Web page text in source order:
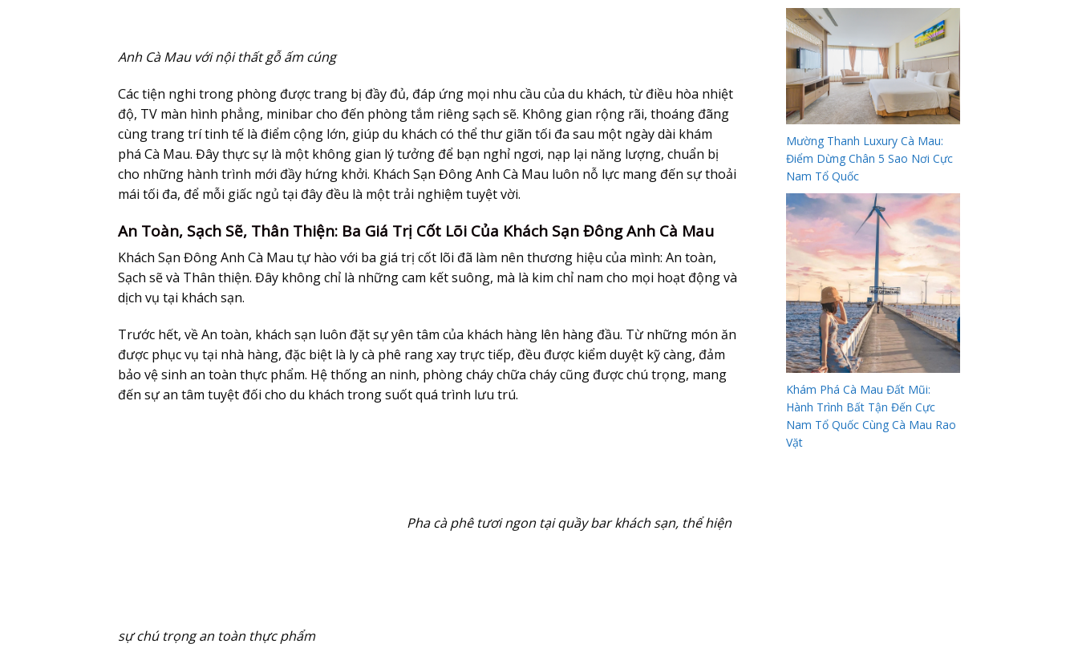
Anh Cà Mau với nội thất gỗ ấm cúng
Các tiện nghi trong phòng được trang bị đầy đủ, đáp ứng mọi nhu cầu của du khách, từ điều hòa nhiệt
độ, TV màn hình phẳng, minibar cho đến phòng tắm riêng sạch sẽ. Không gian rộng rãi, thoáng đãng
cùng trang trí tinh tế là điểm cộng lớn, giúp du khách có thể thư giãn tối đa sau một ngày dài khám
phá Cà Mau. Đây thực sự là một không gian lý tưởng để bạn nghỉ ngơi, nạp lại năng lượng, chuẩn bị
cho những hành trình mới đầy hứng khởi. Khách Sạn Đông Anh Cà Mau luôn nỗ lực mang đến sự thoải
mái tối đa, để mỗi giấc ngủ tại đây đều là một trải nghiệm tuyệt vời.
An Toàn, Sạch Sẽ, Thân Thiện: Ba Giá Trị Cốt Lõi Của Khách Sạn Đông Anh Cà Mau
Khách Sạn Đông Anh Cà Mau tự hào với ba giá trị cốt lõi đã làm nên thương hiệu của mình: An toàn,
Sạch sẽ và Thân thiện. Đây không chỉ là những cam kết suông, mà là kim chỉ nam cho mọi hoạt động và
dịch vụ tại khách sạn.
Trước hết, vềAn toàn, khách sạn luôn đặt sự yên tâm của khách hàng lên hàng đầu. Từ những món ăn
được phục vụ tại nhà hàng, đặc biệt là ly cà phê rang xay trực tiếp, đều được kiểm duyệt kỹ càng, đảm
bảo vệ sinh an toàn thực phẩm. Hệ thống an ninh, phòng cháy chữa cháy cũng được chú trọng, mang
đến sự an tâm tuyệt đối cho du khách trong suốt quá trình lưu trú.
Pha cà phê tươi ngon tại quầy bar khách sạn, thể hiện
sự chú trọng an toàn thực phẩm
Mường Thanh Luxury Cà Mau:
Điểm Dừng Chân 5 Sao Nơi Cực
Nam Tổ Quốc
Khám Phá Cà Mau Đất Mũi:
Hành Trình Bất Tận Đến Cực
Nam Tổ Quốc Cùng Cà Mau Rao
Vặt